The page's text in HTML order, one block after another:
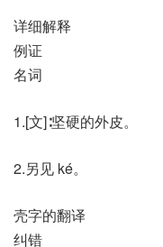
详细解释
例证
名词
1.[文]∶坚硬的外皮。
2.另见 ké。
壳字的翻译
纠错